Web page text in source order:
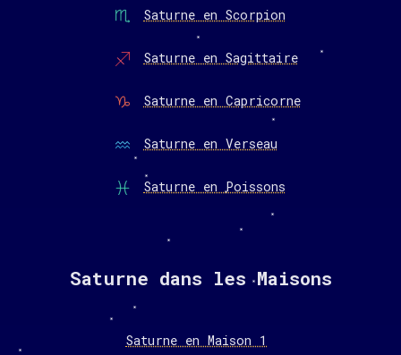
Saturne en Scorpion
Saturne en Sagittaire
Saturne en Capricorne
Saturne en Verseau
Saturne en Poissons
Saturne dans les Maisons
Saturne en Maison 1